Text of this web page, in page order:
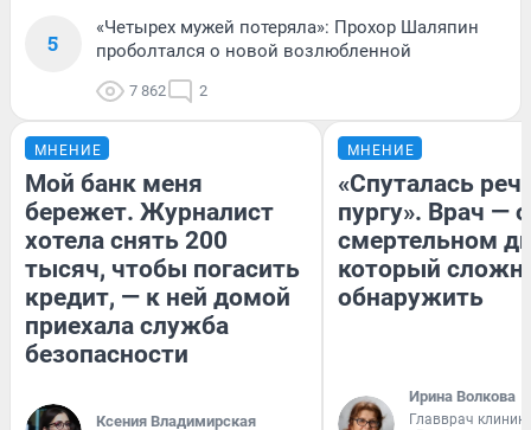
5
«Четырех мужей потеряла»: Прохор Шаляпин
проболтался о новой возлюбленной
7 862 2
МНЕНИЕ
Мой банк меня
бережет. Журналист
хотела снять 200
тысяч, чтобы погасить
кредит, — к ней домой
приехала служба
безопасности
Ксения Владимирская
МНЕНИЕ
«Спуталась
пургу». Врач — о
смертельном
который
обнаружить
Ирина Волкова
Главврач